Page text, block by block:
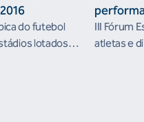
do futebol
lotados
III Fórum
atletas e